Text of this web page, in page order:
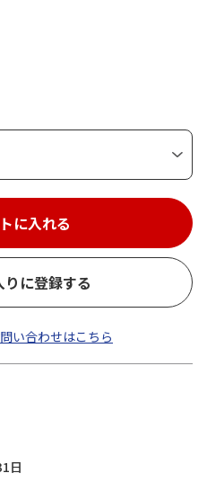
に入れる
りに登録する
い合わせはこちら
日